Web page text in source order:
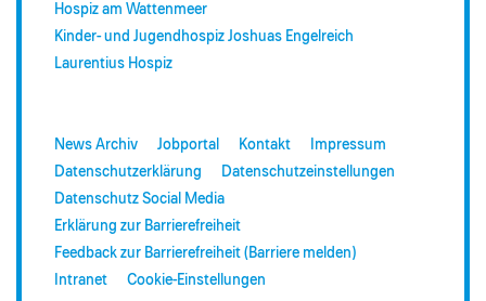
Hospiz am Wattenmeer
Kinder- und Jugendhospiz Joshuas Engelreich
Laurentius Hospiz
News Archiv Jobportal Kontakt
Impressum
Datenschutzerklärung
Datenschutzeinstellungen
Datenschutz Social Media
Erklärung zur Barrierefreiheit
Feedback zur Barrierefreiheit (Barriere melden)
Intranet
Cookie-Einstellungen